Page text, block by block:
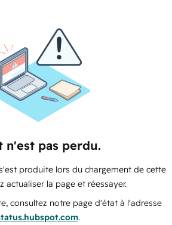
n'est pas perdu.
produite lors du chargement de cette
actualiser la page et réessayer.
consultez notre page d'état à l'adresse
.